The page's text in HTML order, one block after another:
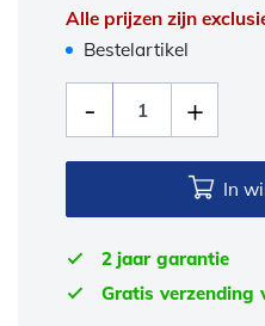
Alle prijzen zijn
Bestelartikel
In
2 jaar garantie
Gratis verzending